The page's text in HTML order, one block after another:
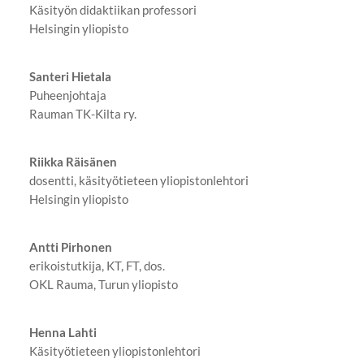
Käsityön didaktiikan professori
Helsingin yliopisto
Santeri Hietala
Puheenjohtaja
Rauman TK-Kilta ry.
Riikka Räisänen
dosentti, käsityötieteen yliopistonlehtori
Helsingin yliopisto
Antti Pirhonen
erikoistutkija, KT, FT, dos.
OKL Rauma, Turun yliopisto
Henna Lahti
Käsityötieteen yliopistonlehtori